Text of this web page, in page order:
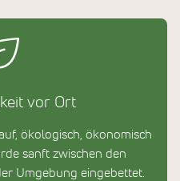
vor Ort
ökologisch, ökonomisch
sanft zwischen den
Umgebung eingebettet.